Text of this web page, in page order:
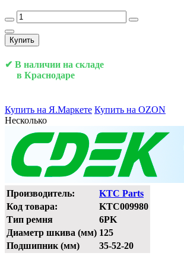
Купить
✔ В наличии на складе
в Краснодаре
Купить на Я.Маркете Купить на OZON
Несколько
Производитель:
KTC Parts
Код товара:
KTC009980
Тип ремня
6PK
Диаметр шкива (мм) 125
Подшипник (мм)
35-52-20